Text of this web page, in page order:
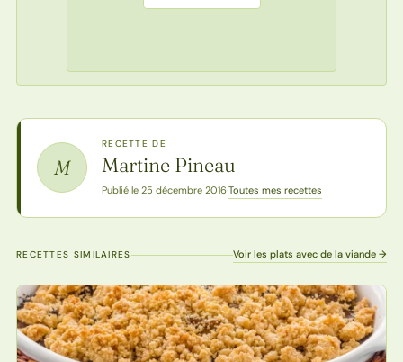
M
RECETTE DE
Martine Pineau
Publié le 25 décembre 2016·Toutes mes recettes
RECETTES SIMILAIRES Voir les plats avec de la viande →